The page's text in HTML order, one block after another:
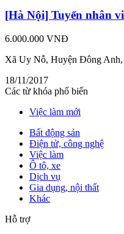
[Hà Nội] Tuyển nhân
6.000.000 VNĐ
Xã Uy Nỗ, Huyện Đông
18/11/2017
Các từ khóa phổ biến
Việc làm mới
Bất động sản
Điện tử, công nghệ
Việc làm
Ô tô, xe
Dịch vụ
Gia dụng, nội thất
Khác
Hỗ trợ